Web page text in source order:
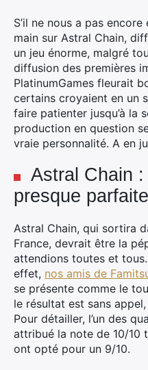
S’il ne nous a pas
main sur Astral Chain,
un jeu énorme, malgré
diffusion des premières
PlatinumGames fleurait
certains croyaient en un
faire patienter jusqu’à la
production en question
vraie personnalité. A en
Astral Chain
presque parfaite
Astral Chain, qui sortira
France, devrait être la
attendions toutes et
effet, nos amis de
se présente comme le
le résultat est sans
Pour détailler, l’un des
attribué la note de 10/10
ont opté pour un 9/10.